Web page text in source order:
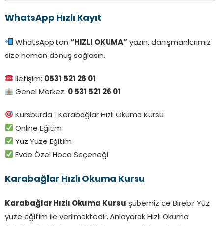
WhatsApp Hızlı Kayıt
WhatsApp’tan“HIZLI OKUMA” yazın, danışmanlarımız
size hemen dönüş sağlasın.
İletişim: 0531 521 26 01
Genel Merkez: 0 531 521 26 01
Kursburda | Karabağlar Hızlı Okuma Kursu
Online Eğitim
Yüz Yüze Eğitim
Evde Özel Hoca Seçeneği
Karabağlar Hızlı Okuma Kursu
Karabağlar Hızlı Okuma Kursu şubemiz de Birebir Yüz
yüze eğitim ile verilmektedir. Anlayarak Hızlı Okuma